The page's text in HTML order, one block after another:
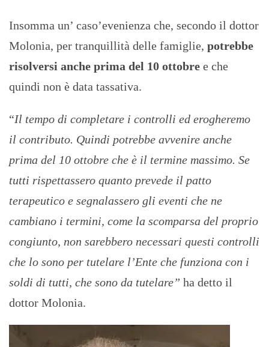
Insomma un’ caso’evenienza che, secondo il dottor
Molonia, per tranquillità delle famiglie, potrebbe
risolversi anche prima del 10 ottobre e che
quindi non è data tassativa.
“Il tempo di completare i controlli ed erogheremo
il contributo. Quindi potrebbe avvenire anche
prima del 10 ottobre che è il termine massimo. Se
tutti rispettassero quanto prevede il patto
terapeutico e segnalassero gli eventi che ne
cambiano i termini, come la scomparsa del proprio
congiunto, non sarebbero necessari questi controlli
che lo sono per tutelare l’Ente che funziona con i
soldi di tutti, che sono da tutelare” ha detto il
dottor Molonia.